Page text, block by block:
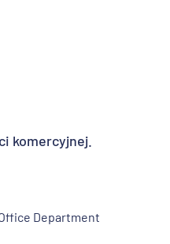
komercyjnej.
Department